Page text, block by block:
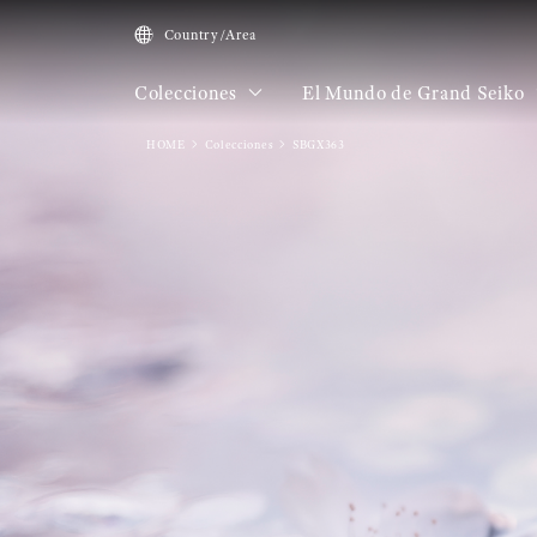
Country/Area
Colecciones El Mundo de Grand Seiko
HOME Colecciones SBGX363